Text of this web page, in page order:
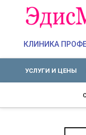
КЛИНИКА
УСЛУГИ И ЦЕНЫ